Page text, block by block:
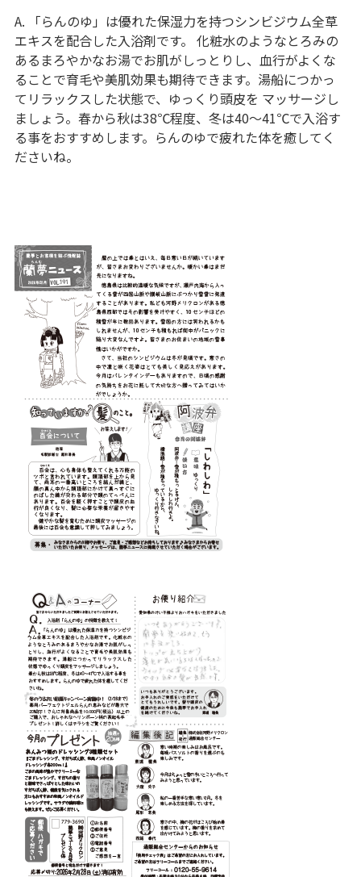
A. 「らんのゆ」は優れた保湿力を持つシンビジウム全草
エキスを配合した入浴剤です。 化粧水のようなとろみの
あるまろやかなお湯でお肌がしっとりし、血行がよくな
ることで育毛や美肌効果も期待できます。湯船につかっ
てリラックスした状態で、ゆっくり頭皮を マッサージし
ましょう。春から秋は38℃程度、冬は40～41℃で入浴す
る事をおすすめします。らんのゆで疲れた体を癒してく
ださいね。